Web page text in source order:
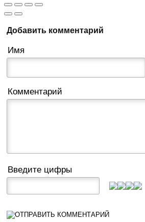
Добавить комментарий
Имя
Комментарий
Введите цифры